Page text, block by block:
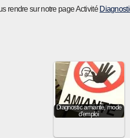
rendre sur notre page Activité
Diagnostic amiante, mode
d'emploi